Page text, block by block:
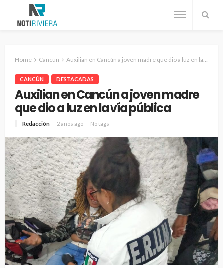
Home Cancún Auxilian en Cancún a joven madre que dio a luz en la vía pública
CANCÚN DESTACADAS
Auxilian en Cancún a joven madre
que dio a luz en la vía pública
Redacción 2 años ago No tags